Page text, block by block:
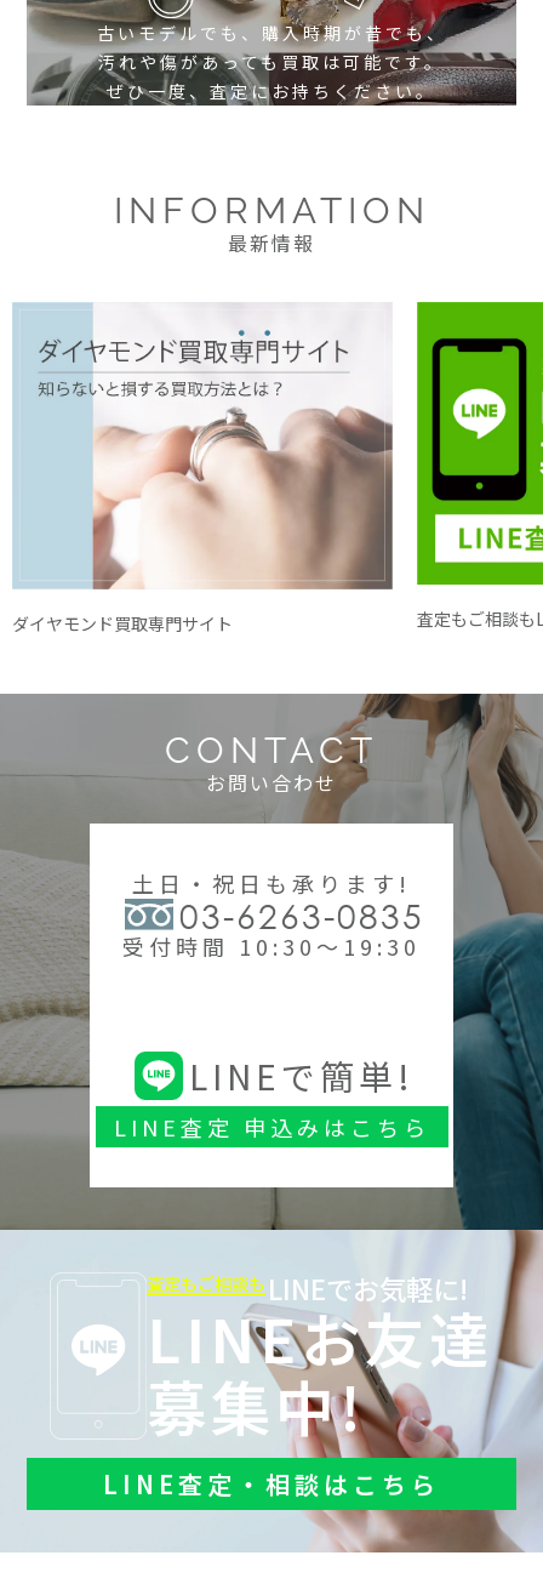
古いモデルでも、購入時期が昔でも、
汚れや傷があっても買取は可能です。
ぜひ一度、査定にお持ちください。
INFORMATION
最新情報
ダイヤモンド買取専門サイト 査定もご相談も
CONTACT
お問い合わせ
土日・祝日も承ります!
03-6263-0835
受付時間 10:30～19:30
LINEで簡単!
LINE査定 申込みはこちら
査定もご相談も LINEでお気軽に!
LINEお友達
募集中!
LINE査定・相談はこちら